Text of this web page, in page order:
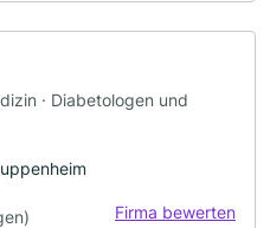
· Diabetologen und
Firma bewerten